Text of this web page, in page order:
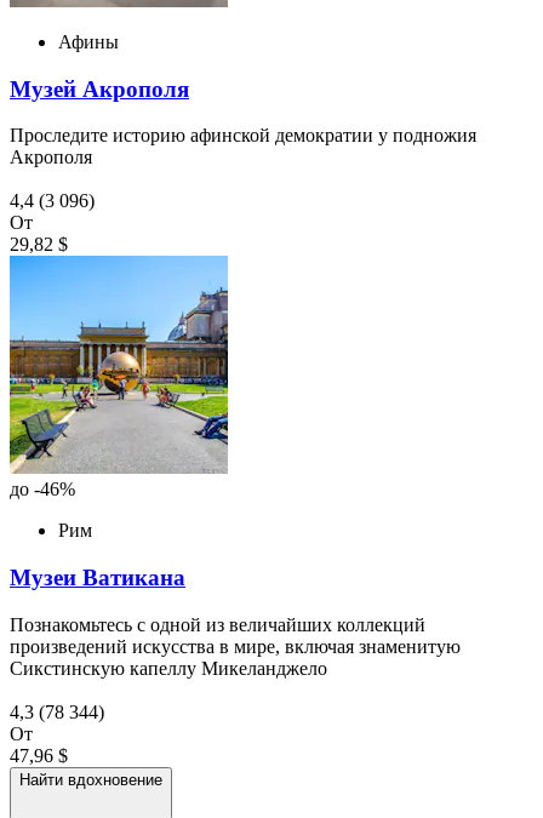
Афины
Музей Акрополя
Проследите историю афинской демократии у подножия
Акрополя
4,4 (3 096)
От
29,82 $
до -46%
Рим
Музеи Ватикана
Познакомьтесь с одной из величайших коллекций
произведений искусства в мире, включая знаменитую
Сикстинскую капеллу Микеланджело
4,3 (78 344)
От
47,96 $
Найти вдохновение